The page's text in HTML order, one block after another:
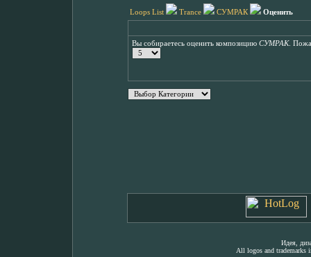
Loops List Trance СУМРАК Оценить
Вы собираетесь оценить композицию СУМРАК.
Идея,
All logos and trademarks